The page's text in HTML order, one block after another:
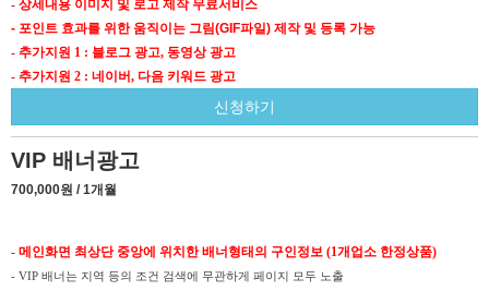
- 상세내용 이미지 및 로고 제작 무료서비스
- 포인트 효과를 위한 움직이는 그림(GIF파일) 제작 및 등록 가능
- 추가지원 1 : 블로그 광고, 동영상 광고
- 추가지원 2 : 네이버, 다음 키워드 광고
신청하기
VIP 배너광고
700,000원 / 1개월
- 메인화면 최상단 중앙에 위치한 배너형태의 구인정보 (1개업소 한정상품)
- VIP 배너는 지역 등의 조건 검색에 무관하게 페이지 모두 노출